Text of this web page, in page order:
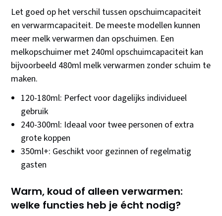
Let goed op het verschil tussen opschuimcapaciteit
en verwarmcapaciteit. De meeste modellen kunnen
meer melk verwarmen dan opschuimen. Een
melkopschuimer met 240ml opschuimcapaciteit kan
bijvoorbeeld 480ml melk verwarmen zonder schuim te
maken.
120-180ml: Perfect voor dagelijks individueel
gebruik
240-300ml: Ideaal voor twee personen of extra
grote koppen
350ml+: Geschikt voor gezinnen of regelmatig
gasten
Warm, koud of alleen verwarmen:
welke functies heb je écht nodig?